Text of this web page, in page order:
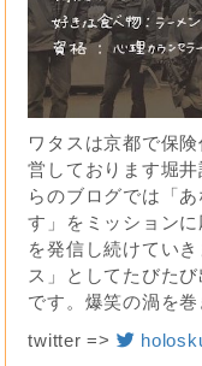
ワタスは京都で保
営しております堀
らのブログでは「
す」をミッション
を発信し続けてい
ス」としてたびた
です。爆笑の渦を巻
twitter =>